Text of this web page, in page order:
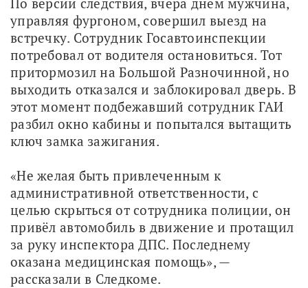
управляя фургоном, совершил выезд на
встречку. Сотрудник Госавтоинспекции
потребовал от водителя остановиться. Тот
притормозил на Большой Разночинной, но
выходить отказался и заблокировал дверь. В
этот момент подбежавший сотрудник ГАИ
разбил окно кабины и попытался вытащить
ключ замка зажигания.
«Не желая быть привлеченным к
административной ответственности, с
целью скрыться от сотрудника полиции, он
привёл автомобиль в движение и протащил
за руку инспектора ДПС. Последнему
оказана медицинская помощь», —
рассказали в Следкоме.